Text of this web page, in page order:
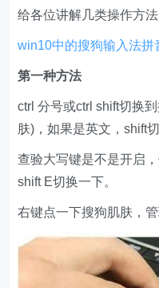
给各位讲解几类操作方法
win10中的搜狗输入法
第一种方法
ctrl 分号或ctrl shift切换
肤)，如果是英文，shift
查验大写键是不是开启
shift E切换一下。
右键点一下搜狗肌肤，